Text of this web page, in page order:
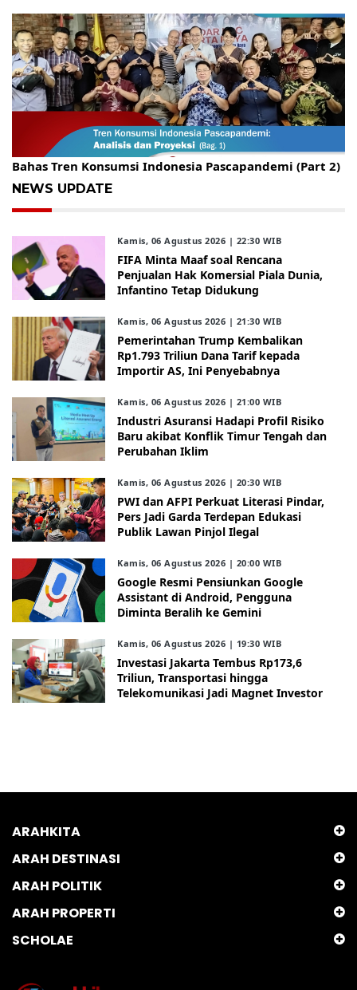
Gelar Kopdar, KBC Jakarta Raya Hadirkan Pakar Ritel
Bahas Tren Konsumsi Indonesia Pascapandemi (Part 2)
NEWS UPDATE
Kamis, 06 Agustus 2026 | 22:30 WIB
FIFA Minta Maaf soal Rencana
Penjualan Hak Komersial Piala Dunia,
Infantino Tetap Didukung
Kamis, 06 Agustus 2026 | 21:30 WIB
Pemerintahan Trump Kembalikan
Rp1.793 Triliun Dana Tarif kepada
Importir AS, Ini Penyebabnya
Kamis, 06 Agustus 2026 | 21:00 WIB
Industri Asuransi Hadapi Profil Risiko
Baru akibat Konflik Timur Tengah dan
Perubahan Iklim
Kamis, 06 Agustus 2026 | 20:30 WIB
PWI dan AFPI Perkuat Literasi Pindar,
Pers Jadi Garda Terdepan Edukasi
Publik Lawan Pinjol Ilegal
Kamis, 06 Agustus 2026 | 20:00 WIB
Google Resmi Pensiunkan Google
Assistant di Android, Pengguna
Diminta Beralih ke Gemini
Kamis, 06 Agustus 2026 | 19:30 WIB
Investasi Jakarta Tembus Rp173,6
Triliun, Transportasi hingga
Telekomunikasi Jadi Magnet Investor
ARAHKITA
ARAH DESTINASI
ARAH POLITIK
ARAH PROPERTI
SCHOLAE